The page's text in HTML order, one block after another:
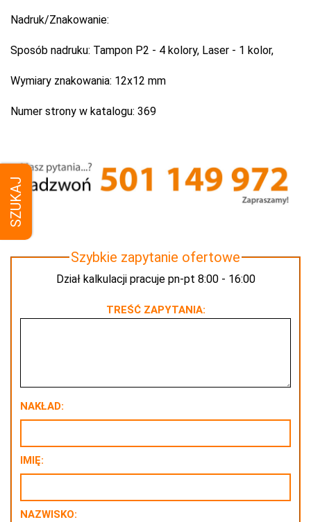
SZUKAJ
Nadruk/Znakowanie:
Sposób nadruku: Tampon P2 - 4 kolory, Laser - 1 kolor,
Wymiary znakowania: 12x12 mm
Numer strony w katalogu: 369
Szybkie zapytanie ofertowe
Dział kalkulacji pracuje pn-pt 8:00 - 16:00
TREŚĆ ZAPYTANIA:
NAKŁAD:
IMIĘ:
NAZWISKO: